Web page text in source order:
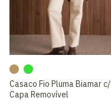
Casaco Fio Pluma Biamar c/
Capa Removível